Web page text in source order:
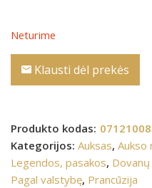
Neturime
Klausti dėl prekės
Produkto kodas: 07121008
Kategorijos: Auksas, Aukso
Legendos, pasakos,
Pagal valstybę, Prancūzija